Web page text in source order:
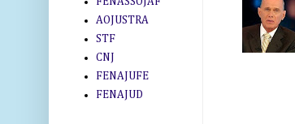
AOJUSTRA
STF
CNJ
FENAJUFE
FENAJUD